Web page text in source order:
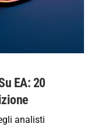
EA: 20
analisti